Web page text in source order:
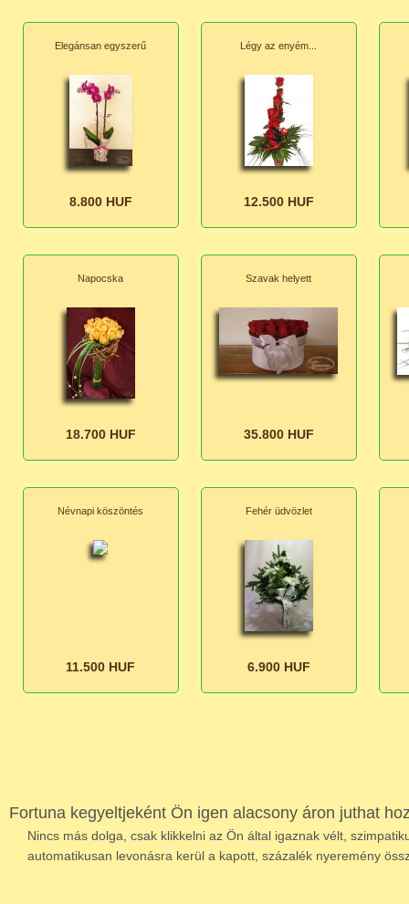
Elegánsan egyszerű
8.800 HUF
Légy az enyém...
12.500 HUF
Napocska
18.700 HUF
Szavak helyett
35.800 HUF
Névnapi köszöntés
11.500 HUF
Fehér üdvözlet
6.900 HUF
Fortuna kegyeltjeként Ön igen alacsony áron juthat
Nincs más dolga, csak klikkelni az Ön által igaznak vélt,
automatikusan levonásra kerül a kapott, százalék nyeremény